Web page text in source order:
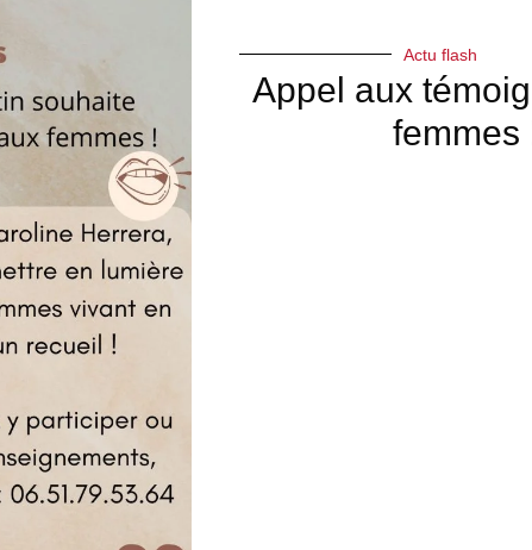
Les Horaires D'Accueil :
9 h – 12 h /
Le vendredi : 9 h – 12 h
Epicerie Sociale :
Actu flash
Appel aux
femmes